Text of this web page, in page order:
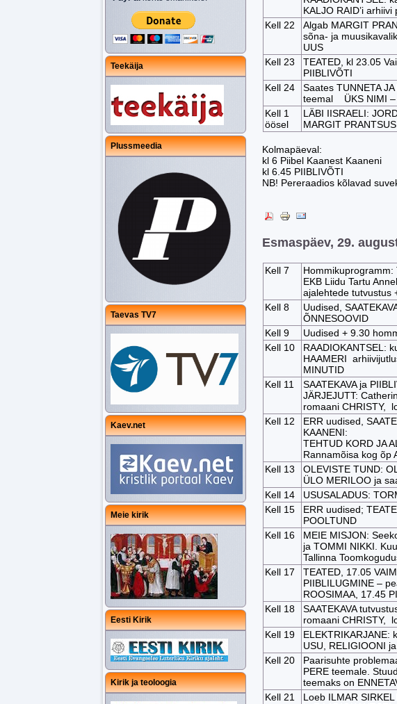
Teekäija
Plussmeedia
Taevas TV7
Kaev.net
Meie kirik
Eesti Kirik
Kirik ja teoloogia
KALJO RAID’i
Kell 22
Algab MARGIT
sõna- ja
UUS
Kell 23
TEATED, kl 23.05
PIIBLIVÕTI
Kell 24
Saates TUNNETA
teemal ÜKS NIMI –
Kell 1
öösel
LÄBI IISRAELI:
MARGIT PRANTSUS
Kolmapäeval:
kl 6 Piibel Kaanest Kaaneni
kl 6.45 PIIBLIVÕTI
NB! Pereraadios kõlavad
Esmaspäev, 29.
Kell 7
EKB Liidu Tartu
ajalehtede tutvustus
Kell 8
Uudised,
ÕNNESOOVID
Kell 9
Uudised + 9.30
Kell 10
RAADIOKANTSEL:
HAAMERI
MINUTID
Kell 11
SAATEKAVA ja
JÄRJEJUTT:
romaani CHRISTY,
Kell 12
ERR uudised,
KAANENI:
TEHTUD KORD JA
Rannamõisa kog õp
Kell 13
OLEVISTE TUND:
ÜLO MERILOO ja
Kell 14
USUSALADUS:
Kell 15
ERR uudised;
POOLTUND
Kell 16
MEIE MISJON:
ja TOMMI NIKKI.
Tallinna
Kell 17
TEATED, 17.05
PIIBLILUGMINE –
ROOSIMAA, 17.45
Kell 18
SAATEKAVA
romaani CHRISTY,
Kell 19
ELEKTRIKARJANE:
USU, RELIGIOONI
Kell 20
Paarisuhte
PERE teemale.
teemaks on
Kell 21
Loeb ILMAR